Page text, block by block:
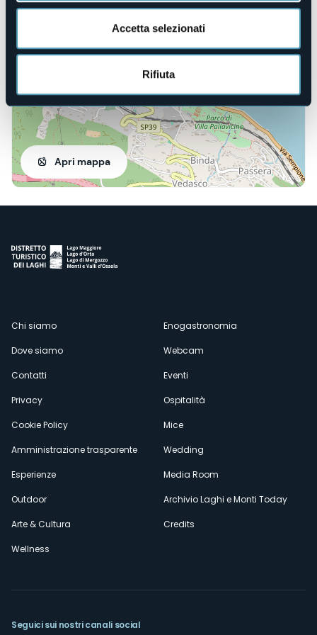
Accetta selezionati
Rifiuta
Apri mappa
Menù
secondario
Chi siamo
Dove siamo
Contatti
Privacy
Cookie Policy
Amministrazione trasparente
Esperienze
Outdoor
Arte & Cultura
Wellness
Enogastronomia
Webcam
Eventi
Ospitalità
Mice
Wedding
Media Room
Archivio Laghi e Monti Today
Credits
Seguici sui nostri canali social